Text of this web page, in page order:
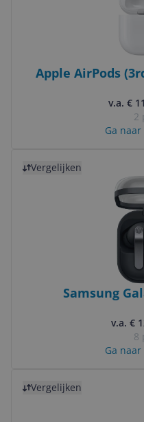
Apple AirPods
v.a. €
2
Ga
Vergelijken
Samsung
v.a. €
8
Ga
Vergelijken